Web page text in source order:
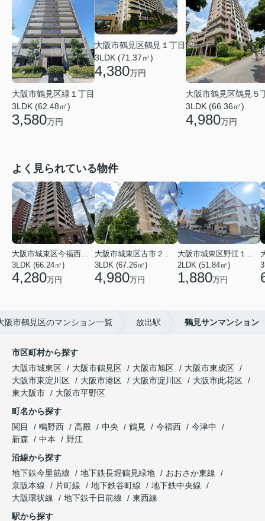
大阪市鶴見区緑１丁目
3LDK (62.48㎡)
3,580万円
大阪市鶴見区鶴見１丁目
3LDK (71.37㎡)
4,380万円
大阪市鶴見区鶴見５
3LDK (66.36㎡)
4,980万円
よく見られている物件
3LDK (66.24㎡)
4,280万円
3LDK (67.26㎡)
4,980万円
2LDK (51.84㎡)
1,880万円
阪市鶴見区のマンション一覧 放出駅 鶴見サンマンション
市区町村から探す
大阪市城東区
大阪市鶴見区 大阪市旭区
大阪市東成区
大阪市東淀川区
大阪市港区 大阪市淀川区
大阪市此花区
東大阪市
大阪市平野区
町名から探す
関目
鴫野西 高殿 中央 鶴見 今福西
今津中
新森
中本
野江
沿線から探す
地下鉄今里筋線
地下鉄長堀鶴見緑地
おおさか東線
京阪本線
片町線 地下鉄谷町線
地下鉄中央線
大阪環状線
地下鉄千日前線
東西線
駅から探す